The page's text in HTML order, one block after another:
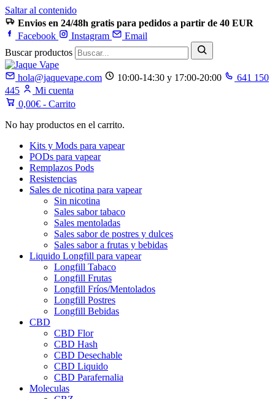
Saltar al contenido
Envios en 24/48h gratis para pedidos a partir de 40 EUR
Facebook
Instagram
Email
Buscar productos
hola@jaquevape.com 10:00-14:30 y 17:00-20:00
641 150
445
Mi cuenta
0,00€ - Carrito
No hay productos en el carrito.
Kits y Mods para vapear
PODs para vapear
Remplazos Pods
Resistencias
Sales de nicotina para vapear
Sin nicotina
Sales sabor tabaco
Sales mentoladas
Sales sabor de postres y dulces
Sales sabor a frutas y bebidas
Liquido Longfill para vapear
Longfill Tabaco
Longfill Frutas
Longfill Fríos/Mentolados
Longfill Postres
Longfill Bebidas
CBD
CBD Flor
CBD Hash
CBD Desechable
CBD Liquido
CBD Parafernalia
Moleculas